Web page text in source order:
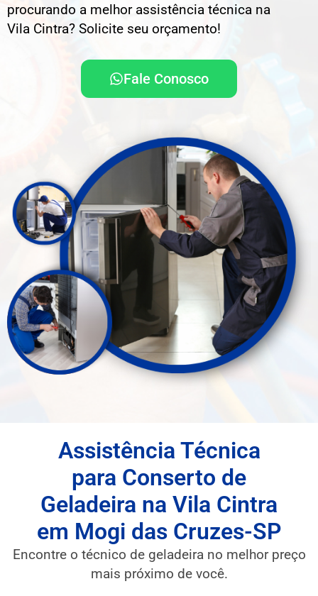
procurando a melhor assistência técnica na
Vila Cintra? Solicite seu orçamento!
Fale Conosco
Assistência Técnica
para Conserto de
Geladeira na Vila Cintra
em Mogi das Cruzes-SP
Encontre o técnico de geladeira no melhor preço
mais próximo de você.